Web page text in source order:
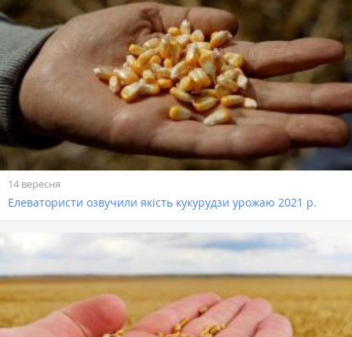
14 вересня
Елеватористи озвучили якість кукурудзи урожаю 2021 р.